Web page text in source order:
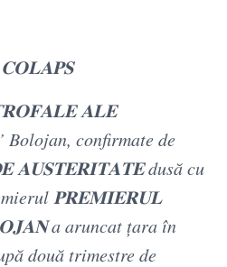
𝐀𝐋𝐄
Bolojan, confirmate de
𝐀𝐔𝐒𝐓𝐄𝐑𝐈𝐓𝐀𝐓𝐄dusă cu
𝐏𝐑𝐄𝐌𝐈𝐄𝐑𝐔𝐋
a aruncat țara în
două trimestre de